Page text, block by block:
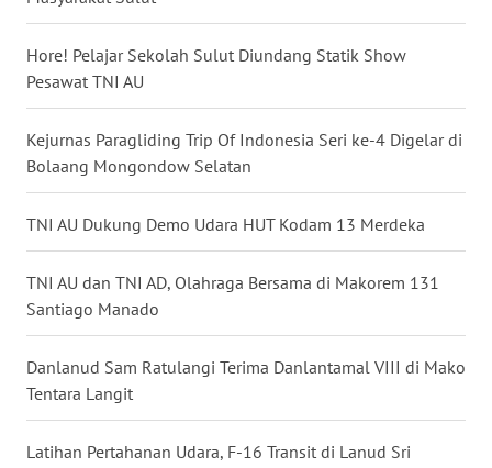
Hore! Pelajar Sekolah Sulut Diundang Statik Show
Pesawat TNI AU
Kejurnas Paragliding Trip Of Indonesia Seri ke-4 Digelar di
Bolaang Mongondow Selatan
TNI AU Dukung Demo Udara HUT Kodam 13 Merdeka
TNI AU dan TNI AD, Olahraga Bersama di Makorem 131
Santiago Manado
Danlanud Sam Ratulangi Terima Danlantamal VIII di Mako
Tentara Langit
Latihan Pertahanan Udara, F-16 Transit di Lanud Sri
WN
NUSANTARA
WN
JOGJA
WN
BALI
KALBAR
KALTENG